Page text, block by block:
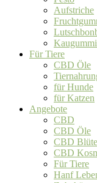
Aufstriche
Für Tiere
CBD Öle
für Hunde
für Katzen
Angebote
CBD
CBD Öle
CBD
CBD
Für Tiere
Hanf